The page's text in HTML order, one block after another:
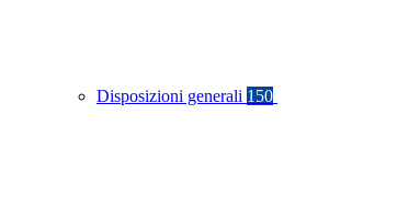
Disposizioni generali 150